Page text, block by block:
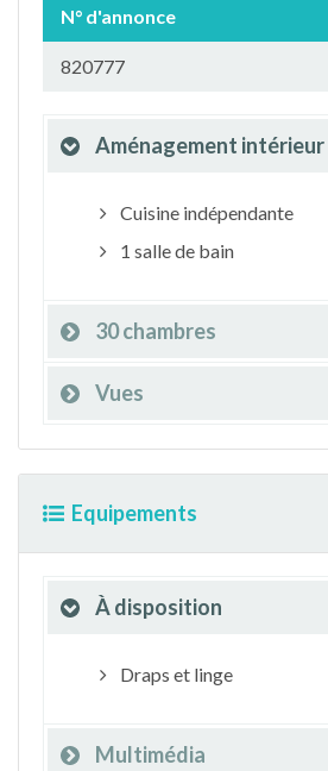
N° d'annonce
820777
Aménagement intérieur
Cuisine indépendante
1 salle de bain
30 chambres
Vues
Equipements
À disposition
Draps et linge
Multimédia